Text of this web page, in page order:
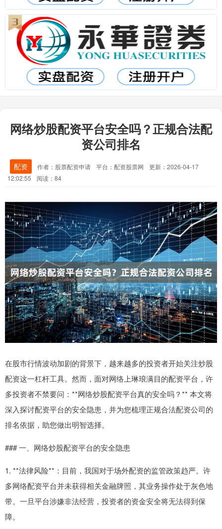
网络炒股配资平台安全吗？正规合法配
资公司排名
配资 作者：股票配资申请 平台：配资股票网
更新：2026-04-17
12:02:55
阅读：84
在股市行情波动加剧的背景下，越来越多的投资者开始关注炒股
配资这一杠杆工具。然而，面对网络上琳琅满目的配资平台，许
多投资者不禁要问：**网络炒股配资平台真的安全吗？** 本文将
深入探讨配资平台的安全隐患，并为您梳理正规合法配资公司的
排名依据，助您做出明智选择。
### 一、网络炒股配资平台的安全隐患
1. **法律风险**：目前，我国对于场外配资的监管政策趋严。许
多网络配资平台并未获得相关金融牌照，其业务操作处于灰色地
带。一旦平台涉嫌非法经营，投资者的资金安全将无法得到保
障。